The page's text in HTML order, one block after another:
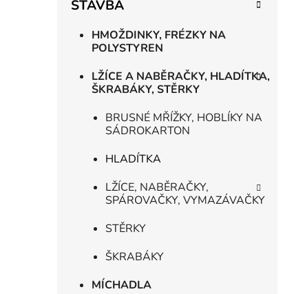
STAVBA
HMOŽDINKY, FRÉZKY NA
POLYSTYREN
LŽÍCE A NABĚRAČKY, HLADÍTKA,
ŠKRABÁKY, STĚRKY
BRUSNÉ MŘÍŽKY, HOBLÍKY NA
SÁDROKARTON
HLADÍTKA
LŽÍCE, NABĚRAČKY,
SPÁROVAČKY, VYMAZÁVAČKY
STĚRKY
ŠKRABÁKY
MÍCHADLA